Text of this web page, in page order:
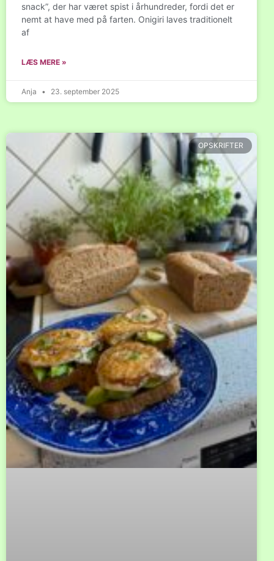
snack”, der har været spist i århundreder, fordi det er
nemt at have med på farten. Onigiri laves traditionelt
af
LÆS MERE »
Anja 23. september 2025
OPSKRIFTER